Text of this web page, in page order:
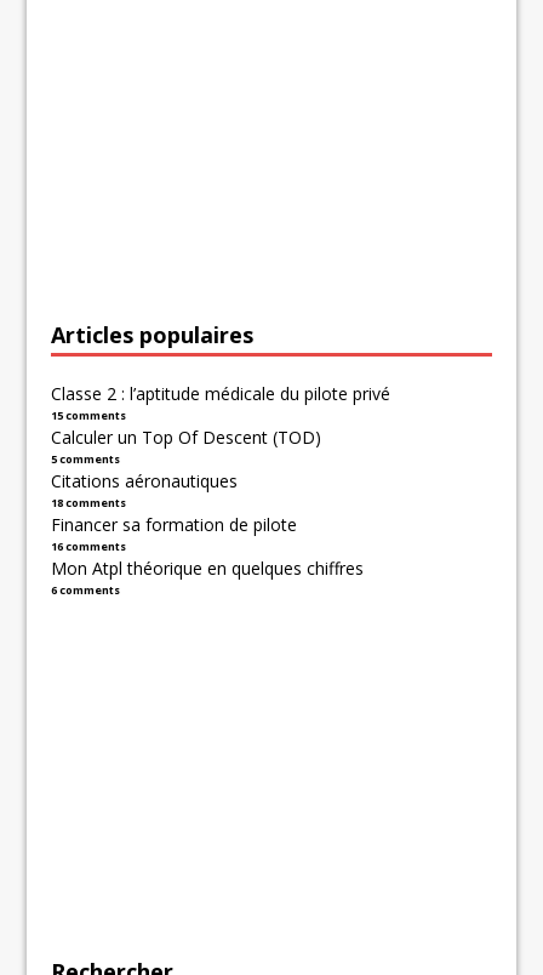
Articles populaires
Classe 2 : l’aptitude médicale du pilote privé
15 comments
Calculer un Top Of Descent (TOD)
5 comments
Citations aéronautiques
18 comments
Financer sa formation de pilote
16 comments
Mon Atpl théorique en quelques chiffres
6 comments